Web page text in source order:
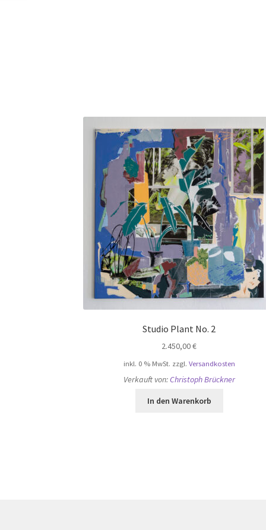
Studio Plant No. 2
2.450,00€
inkl. 0 % MwSt. zzgl. Versandkosten
Verkauft von:Christoph Brückner
In den Warenkorb